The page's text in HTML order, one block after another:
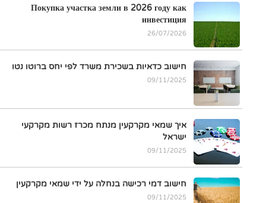
Покупка участка земли в 2026 году как
инвестиция
26/07/2026
חישוב כדאיות בשכירת משרד לפי יחס ברוטו נטו
09/11/2025
איך שמאי מקרקעין מנתח מכרז רשות מקרקעי
ישראל
09/11/2025
חישוב דמי רכישה בנחלה על ידי שמאי מקרקעין
09/11/2025